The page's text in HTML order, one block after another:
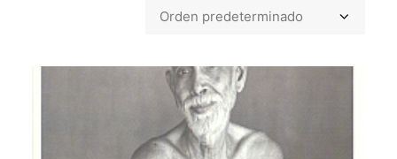
AUTORES DESTACADOS